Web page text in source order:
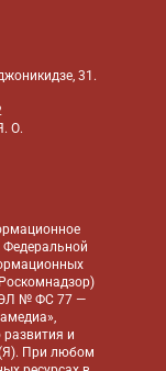
31.
О.
Федеральной
ЭЛ № ФС 77 —
и
При любом